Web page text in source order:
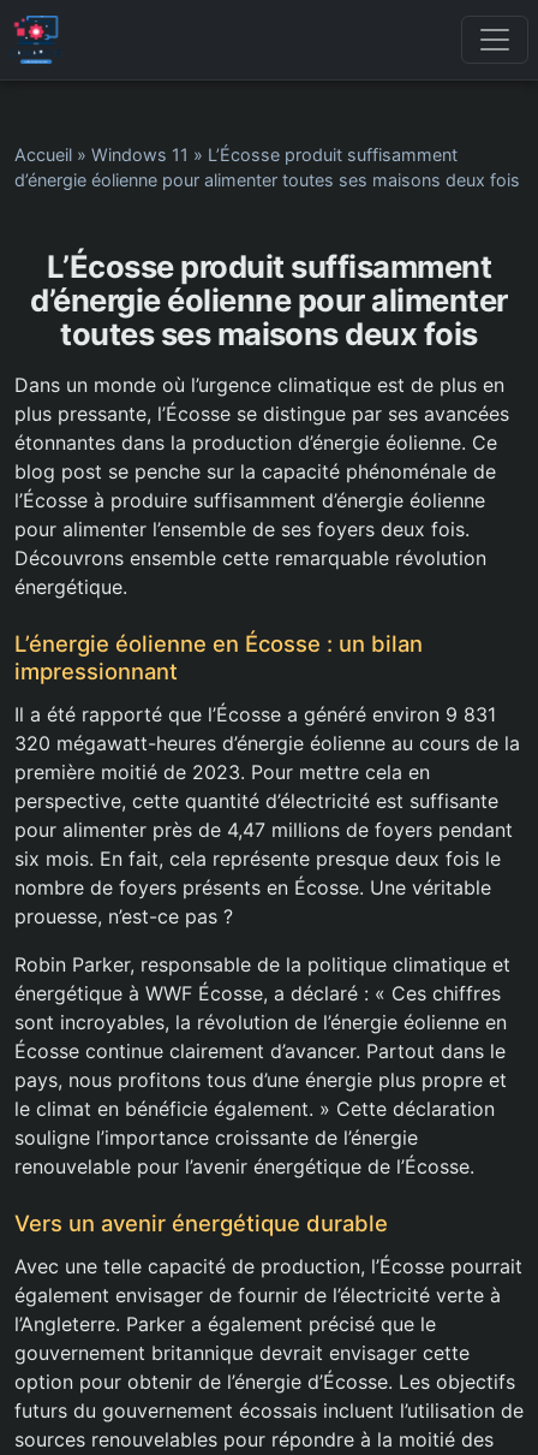
Accueil » Windows 11 » L’Écosse produit suffisamment
d’énergie éolienne pour alimenter toutes ses maisons deux fois
L’Écosse produit suffisamment
d’énergie éolienne pour alimenter
toutes ses maisons deux fois
Dans un monde où l’urgence climatique est de plus en
plus pressante, l’Écosse se distingue par ses avancées
étonnantes dans la production d’énergie éolienne. Ce
blog post se penche sur la capacité phénoménale de
l’Écosse à produire suffisamment d’énergie éolienne
pour alimenter l’ensemble de ses foyers deux fois.
Découvrons ensemble cette remarquable révolution
énergétique.
L’énergie éolienne en Écosse : un bilan
impressionnant
Il a été rapporté que l’Écosse a généré environ 9 831
320 mégawatt-heures d’énergie éolienne au cours de la
première moitié de 2023. Pour mettre cela en
perspective, cette quantité d’électricité est suffisante
pour alimenter près de 4,47 millions de foyers pendant
six mois. En fait, cela représente presque deux fois le
nombre de foyers présents en Écosse. Une véritable
prouesse, n’est-ce pas ?
Robin Parker, responsable de la politique climatique et
énergétique à WWF Écosse, a déclaré : « Ces chiffres
sont incroyables, la révolution de l’énergie éolienne en
Écosse continue clairement d’avancer. Partout dans le
pays, nous profitons tous d’une énergie plus propre et
le climat en bénéficie également. » Cette déclaration
souligne l’importance croissante de l’énergie
renouvelable pour l’avenir énergétique de l’Écosse.
Vers un avenir énergétique durable
Avec une telle capacité de production, l’Écosse pourrait
également envisager de fournir de l’électricité verte à
l’Angleterre. Parker a également précisé que le
gouvernement britannique devrait envisager cette
option pour obtenir de l’énergie d’Écosse. Les objectifs
futurs du gouvernement écossais incluent l’utilisation de
sources renouvelables pour répondre à la moitié des